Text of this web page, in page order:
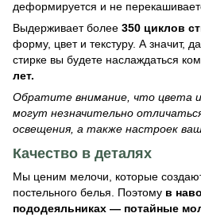
деформируется и не
Выдерживает более 350 циклов
форму, цвет и текстуру. А значит,
стирке вы будете наслаждаться
лет.
Обратите внимание, что цвета
могут незначительно
освещения, а также настроек
Качество в деталях
Мы ценим мелочи, которые
постельного белья. Поэтому в
пододеяльниках — потайные